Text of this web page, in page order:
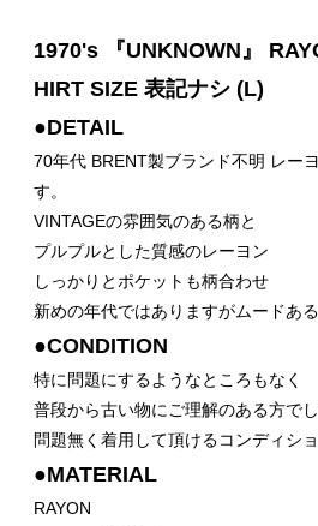
1970's 『UNKNOWN』
HIRT SIZE 表記ナシ (L)
●DETAIL
70年代 BRENT製ブランド不明 レー
す。
VINTAGEの雰囲気のある柄と
プルプルとした質感のレーヨン
しっかりとポケットも柄合わせ
新めの年代ではありますがムードあ
●CONDITION
特に問題にするようなところもなく
普段から古い物にご理解のある方で
問題無く着用して頂けるコンディショ
●MATERIAL
RAYON